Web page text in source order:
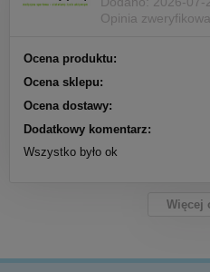
Opinia
Ocena produktu:
Ocena sklepu:
Ocena dostawy:
Dodatkowy komentarz:
Wszystko było ok
Więcej